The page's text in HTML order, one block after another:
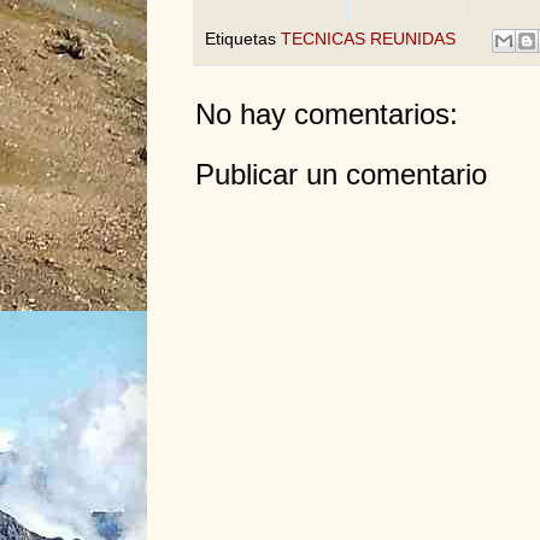
Etiquetas TECNICAS REUNIDAS
No hay comentarios:
Publicar un comentario